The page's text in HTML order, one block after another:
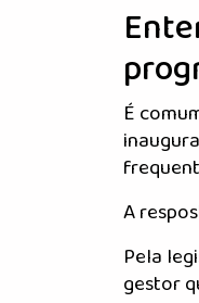
É
A
Pela
gestor